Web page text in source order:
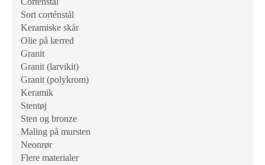
Sort corténstål
Keramiske skår
Olie på lærred
Granit
Granit (larvikit)
Granit (polykrom)
Keramik
Stentøj
Sten og bronze
Maling på mursten
Neonrør
Flere materialer